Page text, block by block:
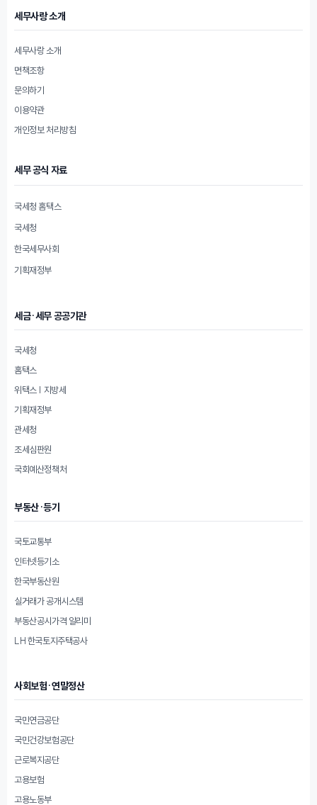
세무사랑 소개
세무사랑 소개
면책조항
문의하기
이용약관
개인정보 처리방침
세무 공식 자료
국세청 홈택스
국세청
한국세무사회
기획재정부
세금·세무 공공기관
국세청
홈택스
위택스 | 지방세
기획재정부
관세청
조세심판원
국회예산정책처
부동산·등기
국토교통부
인터넷등기소
한국부동산원
실거래가 공개시스템
부동산공시가격 알리미
LH 한국토지주택공사
사회보험·연말정산
국민연금공단
국민건강보험공단
근로복지공단
고용보험
고용노동부